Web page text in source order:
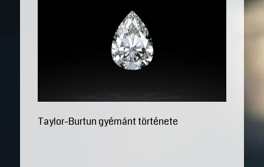
Taylor-Burtun gyémánt története